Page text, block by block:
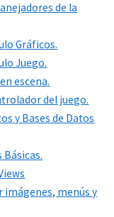
de la
Gráficos.
Juego.
escena.
del juego.
y Bases de Datos
Básicas.
imágenes, menús y